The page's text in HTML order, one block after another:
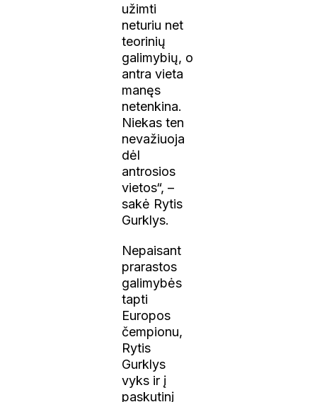
užimti
neturiu net
teorinių
galimybių, o
antra vieta
manęs
netenkina.
Niekas ten
nevažiuoja
dėl
antrosios
vietos“, –
sakė Rytis
Gurklys.
Nepaisant
prarastos
galimybės
tapti
Europos
čempionu,
Rytis
Gurklys
vyks ir į
paskutinį